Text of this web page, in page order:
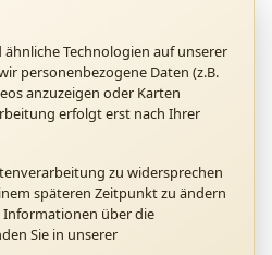
der Glaubenskongregation:
P. Dr. Hermann Geißler FSO
Technologien auf unserer
personenbezogene Daten (z.B.
anzuzeigen oder Karten
erfolgt erst nach Ihrer
zu widersprechen
späteren Zeitpunkt zu ändern
über die
Sie in unserer